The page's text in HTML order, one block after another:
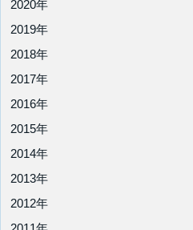
2020年
2019年
2018年
2017年
2016年
2015年
2014年
2013年
2012年